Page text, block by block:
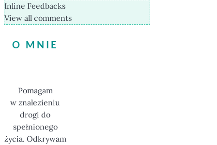
Inline Feedbacks
View all comments
O MNIE
Pomagam
w znalezieniu
drogi do
spełnionego
życia. Odkrywam